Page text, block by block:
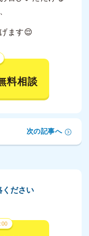
ます😌
料相談
次の記事へ
ください